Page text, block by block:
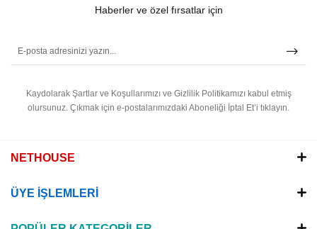
Haberler ve özel fırsatlar için
Kaydolarak Şartlar ve Koşullarımızı ve Gizlilik Politikamızı kabul etmiş
olursunuz. Çıkmak için e-postalarımızdaki Aboneliği İptal Et’i tıklayın.
NETHOUSE
ÜYE İŞLEMLERİ